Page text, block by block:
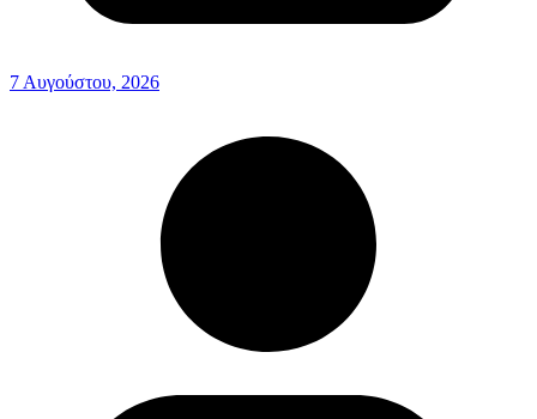
7 Αυγούστου, 2026